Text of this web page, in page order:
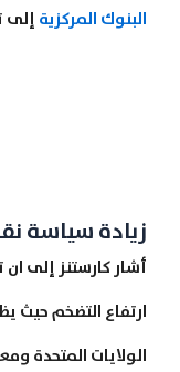
البنوك المركزية إلى
زيادة سياسة
أشار كارستنز إلى
الولايات المتحدة